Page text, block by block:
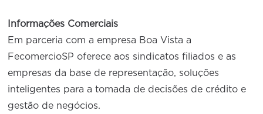
Informações Comerciais
Em parceria com a empresa Boa Vista a
FecomercioSP oferece aos sindicatos filiados e as
empresas da base de representação, soluções
inteligentes para a tomada de decisões de crédito e
gestão de negócios.